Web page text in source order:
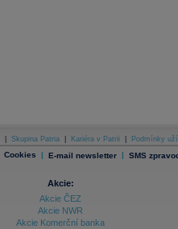
Skupina Patria Kariéra v Patrii Podmínky
Cookies | E-mail newsletter | SMS
Akcie:
Akcie ČEZ
Akcie NWR
Akcie Komerční banka